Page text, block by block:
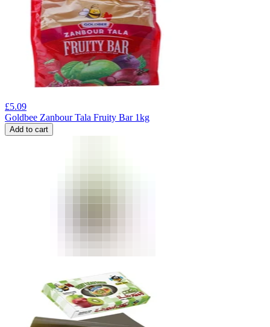
£5.09
Goldbee Zanbour Tala Fruity Bar 1kg
Add to cart